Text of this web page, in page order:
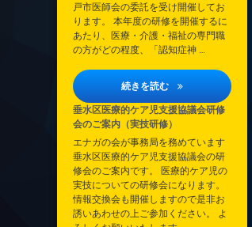
戸市医師会の委託を受け開催してお
ります。 本年度の研修を開催するに
あたり、医療・介護・福祉の専門職
の方がどの程度、「認知症神 …
続きを読む 認知症に関する
垂水区医療的ケア児支援協議会研修
会のご案内（実技研修）
エナガの会が事務局を務めています
垂水区医療的ケア児支援協議会の研
修会のご案内です。 医療的ケア児の
実技についての研修会になります。
情報交換会も開催しますので是非お
誘いあわせの上ご参加ください。 よ